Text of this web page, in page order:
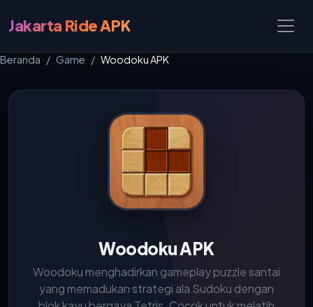
Jakarta Ride APK
Beranda Game Woodoku APK
Woodoku APK
Woodoku menghadirkan gameplay puzzle santai
yang memadukan strategi ala Sudoku dengan